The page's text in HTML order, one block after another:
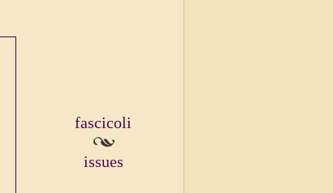
fascicoli
issues